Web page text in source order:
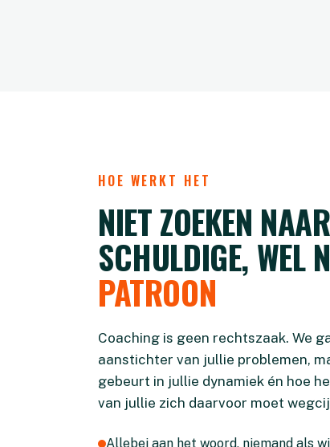
HOE WERKT HET
NIET ZOEKEN
SCHULDIGE, WEL
PATROON
Coaching is geen rechtszaak. We
aanstichter van jullie problemen,
gebeurt in jullie dynamiek én hoe
van jullie zich daarvoor moet
Allebei aan het woord, niemand als